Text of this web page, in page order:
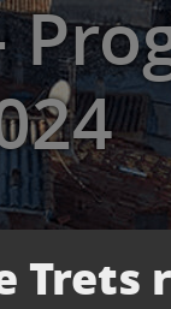
Trets